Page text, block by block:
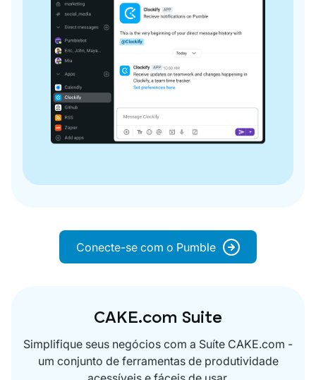
Conecte-se com o Pumble
CAKE.com Suite
Simplifique seus negócios com a Suíte CAKE.com -
um conjunto de ferramentas de produtividade